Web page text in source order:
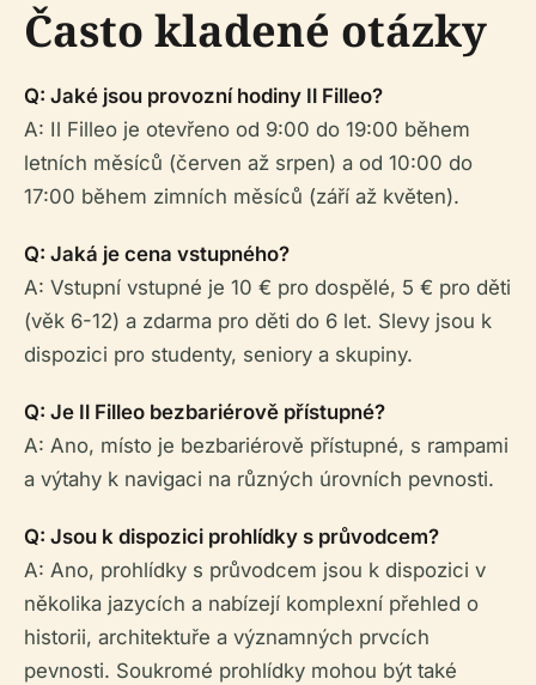
Často kladené otázky
Q: Jaké jsou provozní hodiny Il Filleo?
A: Il Filleo je otevřeno od 9:00 do 19:00 během
letních měsíců (červen až srpen) a od 10:00 do
17:00 během zimních měsíců (září až květen).
Q: Jaká je cena vstupného?
A: Vstupní vstupné je 10 € pro dospělé, 5 € pro děti
(věk 6-12) a zdarma pro děti do 6 let. Slevy jsou k
dispozici pro studenty, seniory a skupiny.
Q: Je Il Filleo bezbariérově přístupné?
A: Ano, místo je bezbariérově přístupné, s rampami
a výtahy k navigaci na různých úrovních pevnosti.
Q: Jsou k dispozici prohlídky s průvodcem?
A: Ano, prohlídky s průvodcem jsou k dispozici v
několika jazycích a nabízejí komplexní přehled o
historii, architektuře a významných prvcích
pevnosti. Soukromé prohlídky mohou být také